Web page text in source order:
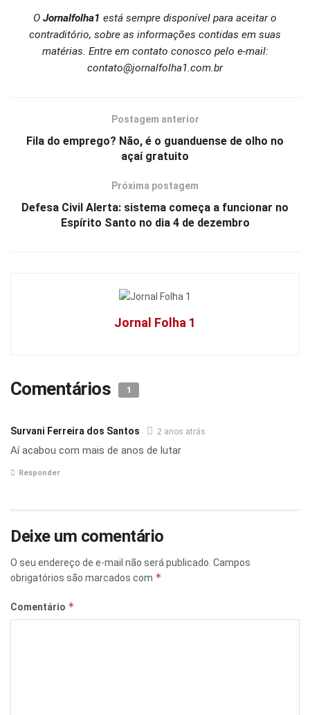
O Jornalfolha1 está sempre disponível para aceitar o
contraditório, sobre as informações contidas em suas
matérias. Entre em contato conosco pelo e-mail:
contato@jornalfolha1.com.br
Postagem anterior
Fila do emprego? Não, é o guanduense de olho no
açaí gratuito
Próxima postagem
Defesa Civil Alerta: sistema começa a funcionar no
Espírito Santo no dia 4 de dezembro
Jornal Folha 1
Comentários 1
Survani Ferreira dos Santos 2 anos atrás
Aí acabou com mais de anos de lutar
Responder
Deixe um comentário
O seu endereço de e-mail não será publicado. Campos
obrigatórios são marcados com *
Comentário *